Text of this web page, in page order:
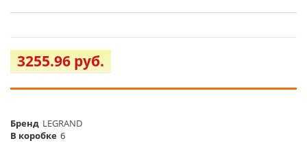
3255.96 руб.
Бренд LEGRAND
В коробке 6